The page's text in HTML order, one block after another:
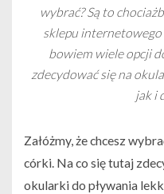
wybrać? Są to
sklepu
bowiem wiele opcji
zdecydować się na
jak i
Załóżmy, że chcesz
córki. Na co się tutaj
okularki do pływania